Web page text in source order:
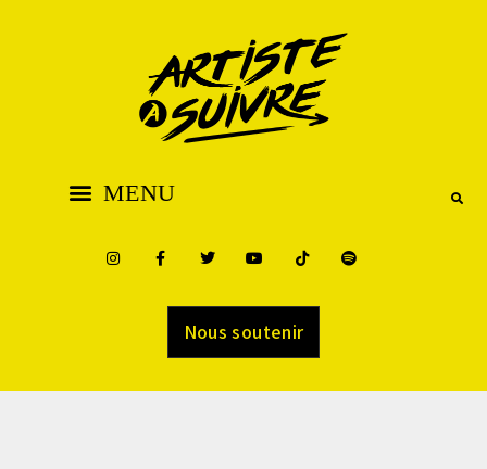
Nous soutenir